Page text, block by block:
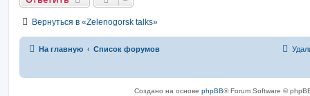
Вернуться в «Zelenogorsk talks»
На главную Список форумов
Создано на основе phpBB® Forum Software ©